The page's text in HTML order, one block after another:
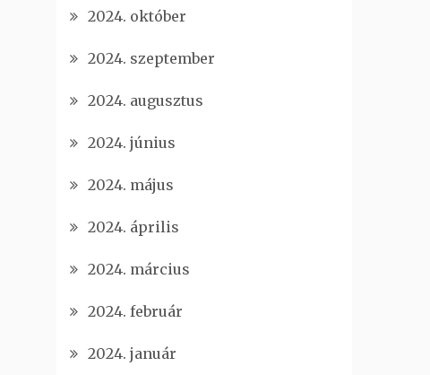
2024. október
2024. szeptember
2024. augusztus
2024. június
2024. május
2024. április
2024. március
2024. február
2024. január